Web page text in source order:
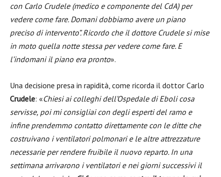
con Carlo Crudele (medico e componente del CdA) per
vedere come fare. Domani dobbiamo avere un piano
preciso di intervento”. Ricordo che il dottore Crudele si mise
in moto quella notte stessa per vedere come fare. E
l’indomani il piano era pronto».
Una decisione presa in rapidità, come ricorda il dottor Carlo
Crudele: «Chiesi ai colleghi dell’Ospedale di Eboli cosa
servisse, poi mi consigliai con degli esperti del ramo e
infine prendemmo contatto direttamente con le ditte che
costruivano i ventilatori polmonari e le altre attrezzature
necessarie per rendere fruibile il nuovo reparto. In una
settimana arrivarono i ventilatori e nei giorni successivi il